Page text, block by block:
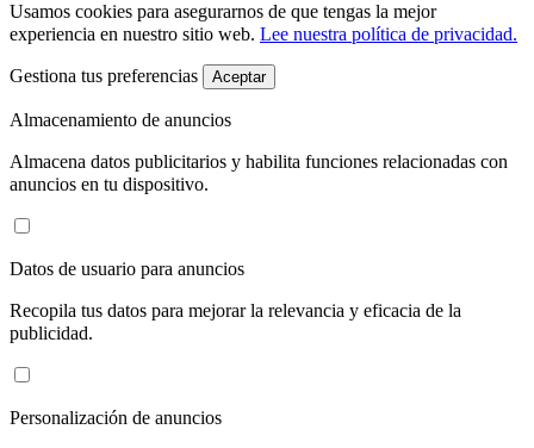
Usamos cookies para asegurarnos de que tengas la mejor
experiencia en nuestro sitio web. Lee nuestra política de privacidad.
Gestiona tus preferencias Aceptar
Almacenamiento de anuncios
Almacena datos publicitarios y habilita funciones relacionadas con
anuncios en tu dispositivo.
Datos de usuario para anuncios
Recopila tus datos para mejorar la relevancia y eficacia de la
publicidad.
Personalización de anuncios